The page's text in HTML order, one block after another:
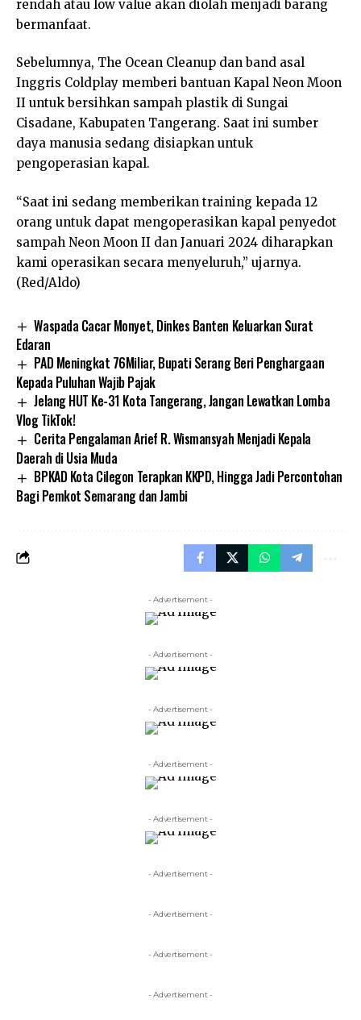
rendah atau low value akan diolah menjadi barang
bermanfaat.
Sebelumnya, The Ocean Cleanup dan band asal
Inggris Coldplay memberi bantuan Kapal Neon Moon
II untuk bersihkan sampah plastik di Sungai
Cisadane, Kabupaten Tangerang. Saat ini sumber
daya manusia sedang disiapkan untuk
pengoperasian kapal.
“Saat ini sedang memberikan training kepada 12
orang untuk dapat mengoperasikan kapal penyedot
sampah Neon Moon II dan Januari 2024 diharapkan
kami operasikan secara menyeluruh,” ujarnya.
(Red/Aldo)
Waspada Cacar Monyet, Dinkes Banten Keluarkan Surat
Edaran
PAD Meningkat 76Miliar, Bupati Serang Beri Penghargaan
Kepada Puluhan Wajib Pajak
Jelang HUT Ke-31 Kota Tangerang, Jangan Lewatkan Lomba
Vlog TikTok!
Cerita Pengalaman Arief R. Wismansyah Menjadi Kepala
Daerah di Usia Muda
BPKAD Kota Cilegon Terapkan KKPD, Hingga Jadi Percontohan
Bagi Pemkot Semarang dan Jambi
- Advertisement -
- Advertisement -
- Advertisement -
- Advertisement -
- Advertisement -
- Advertisement -
- Advertisement -
- Advertisement -
- Advertisement -